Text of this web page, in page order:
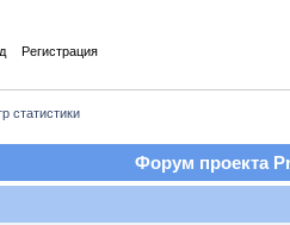
Регистрация
статистики
Форум проекта